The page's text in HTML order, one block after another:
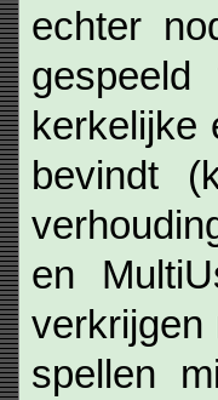
echter
kerkelijke
bevindt
en
verkrijgen
spellen